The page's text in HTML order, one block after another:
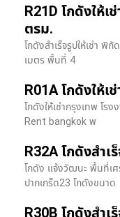
R21D โกดังให้
ตรม.
โกดังสำเร็จรูปให้เช่า
เมตร พื้นที่ 4
R01A โกดังให้
โกดังให้เช่ากรุงเทพ โร
Rent bangkok พ
R32A โกดังสำ
โกดัง แจ้งวัฒนะ พื้นที่เ
ปากเกร็ด23 โกดังขนาด